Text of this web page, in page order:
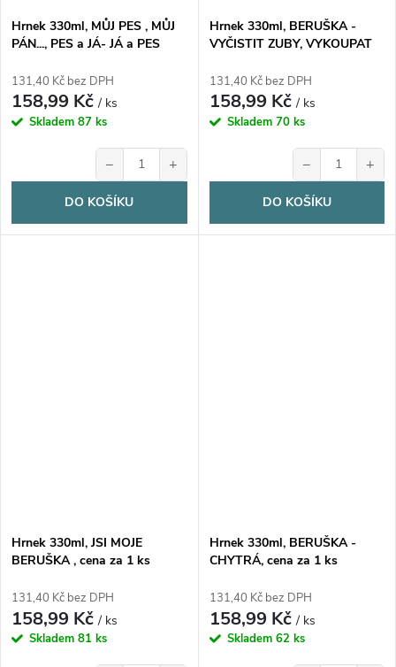
Hrnek 330ml, MŮJ PES , MŮJ
PÁN..., PES a JÁ- JÁ a PES
131,40 Kč bez DPH
158,99 Kč/ ks
Skladem 87 ks
− +
DO KOŠÍKU
Hrnek 330ml, BERUŠKA -
VYČISTIT ZUBY, VYKOUPAT
131,40 Kč bez DPH
158,99 Kč/ ks
Skladem 70 ks
− +
DO KOŠÍKU
Hrnek 330ml, JSI MOJE
BERUŠKA , cena za 1 ks
131,40 Kč bez DPH
158,99 Kč/ ks
Skladem 81 ks
Hrnek 330ml, BERUŠKA -
CHYTRÁ, cena za 1 ks
131,40 Kč bez DPH
158,99 Kč/ ks
Skladem 62 ks